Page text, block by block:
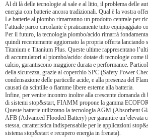
Al di là delle tecnologie al sale e al litio, il problema delle
energia con batterie ancora tradizionali. Qual è la vostra
Le batterie al piombo rimarranno un prodotto centrale per
l’attuale parco circolante è praticamente tutto equipaggiato
Per il futuro, la tecnologia piombo/acido rimarrà
quindi recentemente aggiornato la propria offerta lanciando
Titanium e Titanium Plus. Queste ultime rappresentano
di accumulatori al piombo/acido: dotate di tecnologie come
calcio, garantiscono maggiore durata e performance.
della sicurezza, grazie al coperchio SPC (Safety Power
condensazione delle particelle acide, e alla presenza del
causati da scintille o fiamme libere esterne alla batteria.
Infine, per venire incontro inoltre alla crescente domanda di
di sistemi stop&start, FIAMM propone la gamma
Queste batterie utilizzano la tecnologia AGM (Absorbent
AFB (Advanced Flooded Battery) per garantire un’elevata
stessa, caratteristica indispensabile per le applicazioni
sistema stop&start e recupero energia in frenata).